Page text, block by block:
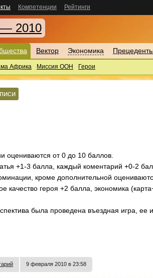
Компетенции Рейтинги
2010
Вектор Экономика
Африка Миссия ООН Герои
оцениваются от 0 до 10 баллов.
+1-3 балла, каждый коментарий +0-2
кроме дополнительной
качество героя +2 балла, экономика
была проведена въездная игра, ее
9 февраля 2010 в 23:58